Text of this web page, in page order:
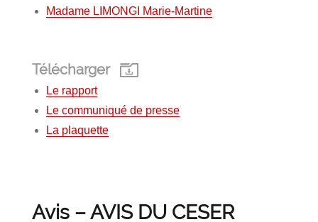
Madame LIMONGI Marie-Martine
Télécharger
Le rapport
Le communiqué de presse
La plaquette
Avis – AVIS DU CESER